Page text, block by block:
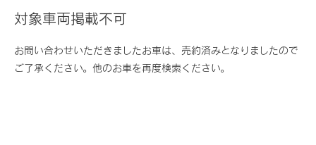
対象車両掲載不可
お問い合わせいただきましたお車は、売約済みとなりましたので
ご了承ください。他のお車を再度検索ください。